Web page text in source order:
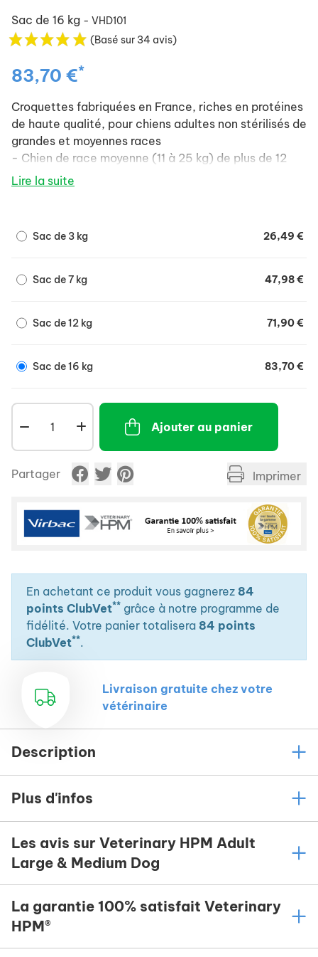
Sac de 16 kg - VHD101
(Basé sur 34 avis)
83,70 €*
Croquettes fabriquées en France, riches en protéines
de haute qualité, pour chiens adultes non stérilisés de
grandes et moyennes races
- Chien de race moyenne (11 à 25 kg) de plus de 12
mois
Lire la suite
Sac de 3 kg 26,49 €
Sac de 7 kg 47,98 €
Sac de 12 kg 71,90 €
Sac de 16 kg 83,70 €
Ajouter au panier
Partager Imprimer
En achetant ce produit vous gagnerez 84
points ClubVet** grâce à notre programme de
fidélité. Votre panier totalisera 84 points
ClubVet**.
Livraison gratuite chez votre
vétérinaire
Description
Plus d'infos
Les avis sur Veterinary HPM Adult
Large & Medium Dog
La garantie 100% satisfait Veterinary
HPM®